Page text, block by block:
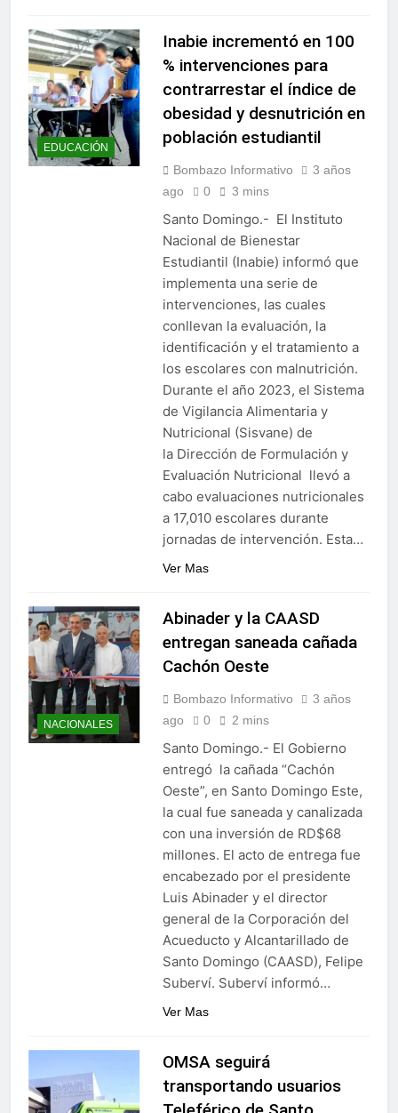
EDUCACIÓN
Inabie incrementó en 100
% intervenciones para
contrarrestar el índice de
obesidad y desnutrición en
población estudiantil
Bombazo Informativo
3 años
ago
0 3 mins
Santo Domingo.- El Instituto
Nacional de Bienestar
Estudiantil (Inabie) informó que
implementa una serie de
intervenciones, las cuales
conllevan la evaluación, la
identificación y el tratamiento a
los escolares con malnutrición.
Durante el año 2023, el Sistema
de Vigilancia Alimentaria y
Nutricional (Sisvane) de
la Dirección de Formulación y
Evaluación Nutricional llevó a
cabo evaluaciones nutricionales
a 17,010 escolares durante
jornadas de intervención. Esta…
Ver Mas
NACIONALES
Abinader y la CAASD
entregan saneada cañada
Cachón Oeste
Bombazo Informativo
3 años
ago
0 2 mins
Santo Domingo.- El Gobierno
entregó la cañada “Cachón
Oeste”, en Santo Domingo Este,
la cual fue saneada y canalizada
con una inversión de RD$68
millones. El acto de entrega fue
encabezado por el presidente
Luis Abinader y el director
general de la Corporación del
Acueducto y Alcantarillado de
Santo Domingo (CAASD), Felipe
Suberví. Suberví informó…
Ver Mas
OMSA seguirá
transportando usuarios